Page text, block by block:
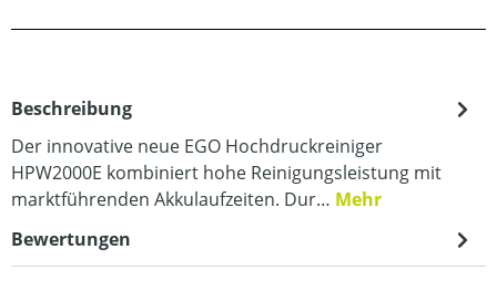
Beschreibung
Der innovative neue EGO Hochdruckreiniger
HPW2000E kombiniert hohe Reinigungsleistung mit
marktführenden Akkulaufzeiten. Dur… Mehr
Bewertungen